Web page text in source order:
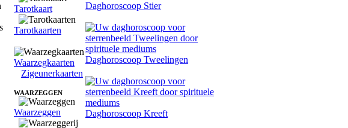
Tarotkaart
Tarotkaarten
Waarzegkaarten
Zigeunerkaarten
WAARZEGGEN
Waarzeggen
Daghoroscoop Stier
Daghoroscoop Tweelingen
Daghoroscoop Kreeft